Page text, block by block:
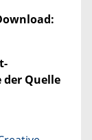
der Quelle